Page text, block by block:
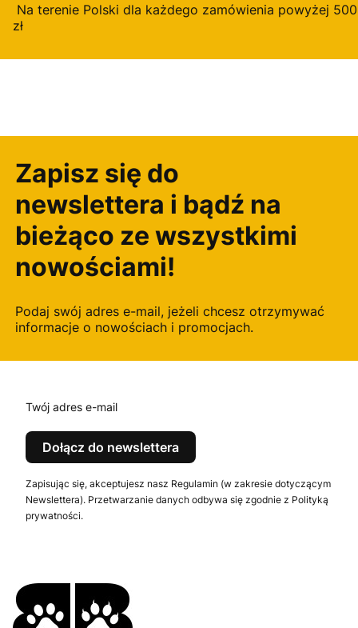
Na terenie Polski dla każdego zamówienia powyżej 500
zł
Zapisz się do
newslettera i bądź na
bieżąco ze wszystkimi
nowościami!
Podaj swój adres e-mail, jeżeli chcesz otrzymywać
informacje o nowościach i promocjach.
Twój adres e-mail
Dołącz do newslettera
Zapisując się, akceptujesz nasz Regulamin (w zakresie dotyczącym
Newslettera). Przetwarzanie danych odbywa się zgodnie z Polityką
prywatności.